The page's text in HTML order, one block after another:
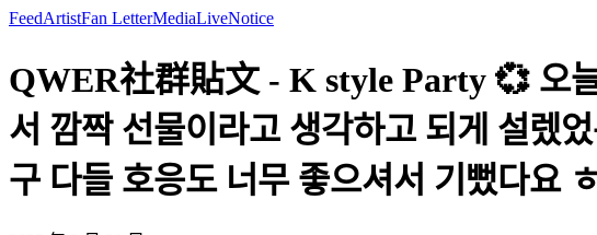
FeedArtistFan LetterMediaLiveNotice
QWER社群貼文 - K style Party 💞 오
서 깜짝 선물이라고 생각하고 되게 설렜
구 다들 호응도 너무 좋으셔서 기뻤다요